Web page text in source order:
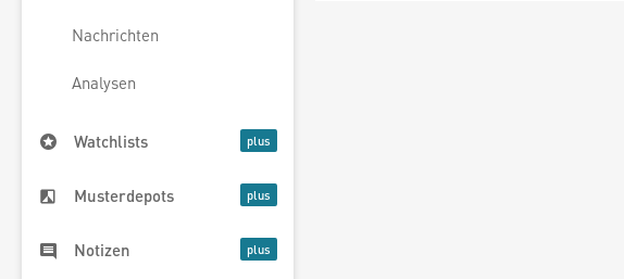
Nachrichten
Analysen
Watchlists
Musterdepots
Notizen